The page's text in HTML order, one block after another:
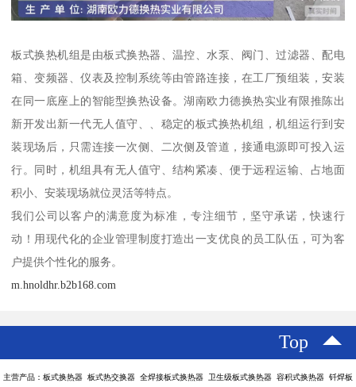
板式换热机组是由板式换热器、温控、水泵、阀门、过滤器、配电
箱、变频器、仪表及控制系统等由管路连接，在工厂预组装，安装
在同一底座上的智能型换热设备。湖南欧力德换热实业有限推陈出
新开发出新一代无人值守、、稳定的板式换热机组，机组运行到安
装现场后，只需连接一次侧、二次侧及管道，接通电源即可投入运
行。同时，机组具有无人值守、结构紧凑、便于远程运输、占地面
积小、安装现场就位灵活等特点。
我们公司以客户的满意度为标准，专注细节，坚守承诺，快速行
动！用现代化的企业管理制度打造出一支优良的员工队伍，可为客
户提供个性化的服务。
m.hnoldhr.b2b168.com
Top
主营产品：板式换热器 板式热交换器 全焊接板式换热器 卫生级板式换热器 容积式换热器 钎焊板